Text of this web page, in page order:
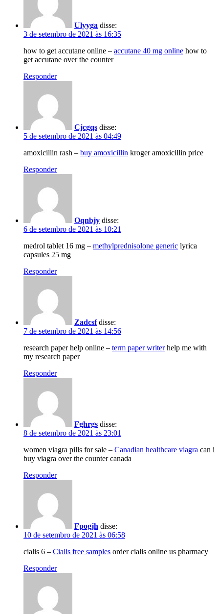
Ulyyga disse:
3 de setembro de 2021 às 16:35
how to get accutane online – accutane 40 mg online how to
get accutane over the counter
Responder
Cjcgqs disse:
5 de setembro de 2021 às 04:49
amoxicillin rash – buy amoxicillin kroger amoxicillin price
Responder
Oqnbjy disse:
6 de setembro de 2021 às 10:21
medrol tablet 16 mg – methylprednisolone generic lyrica
capsules 25 mg
Responder
Zadcsf disse:
7 de setembro de 2021 às 14:56
research paper help online – term paper writerhelp me with
my research paper
Responder
Fghrgs disse:
8 de setembro de 2021 às 23:01
women viagra pills for sale – Canadian healthcare viagra can i
buy viagra over the counter canada
Responder
Fpogjh disse:
10 de setembro de 2021 às 06:58
cialis 6 – Cialis free samples order cialis online us pharmacy
Responder